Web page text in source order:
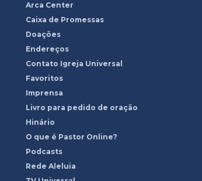
Arca Center
Caixa de Promessas
Doações
Endereços
Contato Igreja Universal
Favoritos
Imprensa
Livro para pedido de oração
Hinário
O que é Pastor Online?
Podcasts
Rede Aleluia